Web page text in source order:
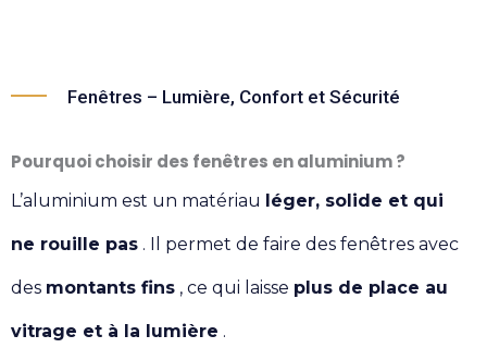
Fenêtres – Lumière, Confort et Sécurité
Pourquoi choisir des fenêtres en aluminium ?
L’aluminium est un matériau léger, solide et qui
ne rouille pas . Il permet de faire des fenêtres avec
des montants fins , ce qui laisse plus de place au
vitrage et à la lumière .